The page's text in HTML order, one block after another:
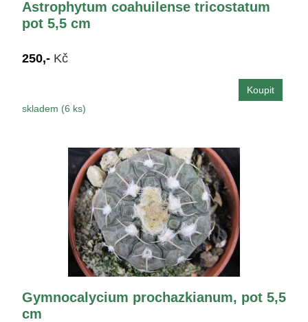
Astrophytum coahuilense tricostatum
pot 5,5 cm
250,- Kč
skladem (6 ks)
Gymnocalycium prochazkianum, pot 5,5
cm